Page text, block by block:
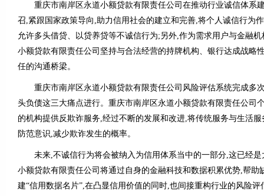
重庆市南岸区永道小额贷款有限责任公司在推动行业诚信体系
召,紧跟国家政策导向,助力信用社会的建立和完善,将个人诚信行为
允许多头借贷、以贷养贷等不诚信行为;另外,作为需求用户与金融
小额贷款有限责任公司坚持与合法经营的持牌机构、银行达成战略
任的沟通桥梁。
重庆市南岸区永道小额贷款有限责任公司风险评估系统完成多
头负债这三大痛点进行。重庆市南岸区永道小额贷款有限责任公司
的机构提供反欺诈服务,经过不断的发展和改进,将传统服务与生活
防范意识,减少欺诈发生的概率。
未来,不诚信行为将会被纳入为信用体系当中的一部分,这已经是
小额贷款有限责任公司将通过自身的金融科技和数据积累优势,帮助
建“信用数据名片”,在凸显信用价值的同时,也间接重构行业的风险